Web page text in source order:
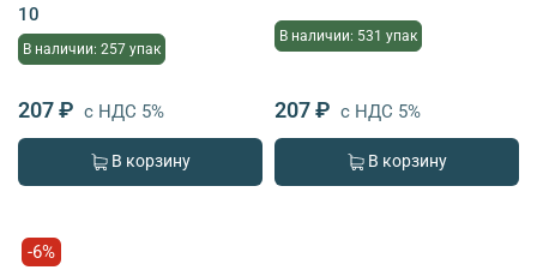
10
В наличии: 257 упак
207 ₽ с НДС 5%
В корзину
В наличии: 531 упак
207 ₽ с НДС 5%
В корзину
-6%